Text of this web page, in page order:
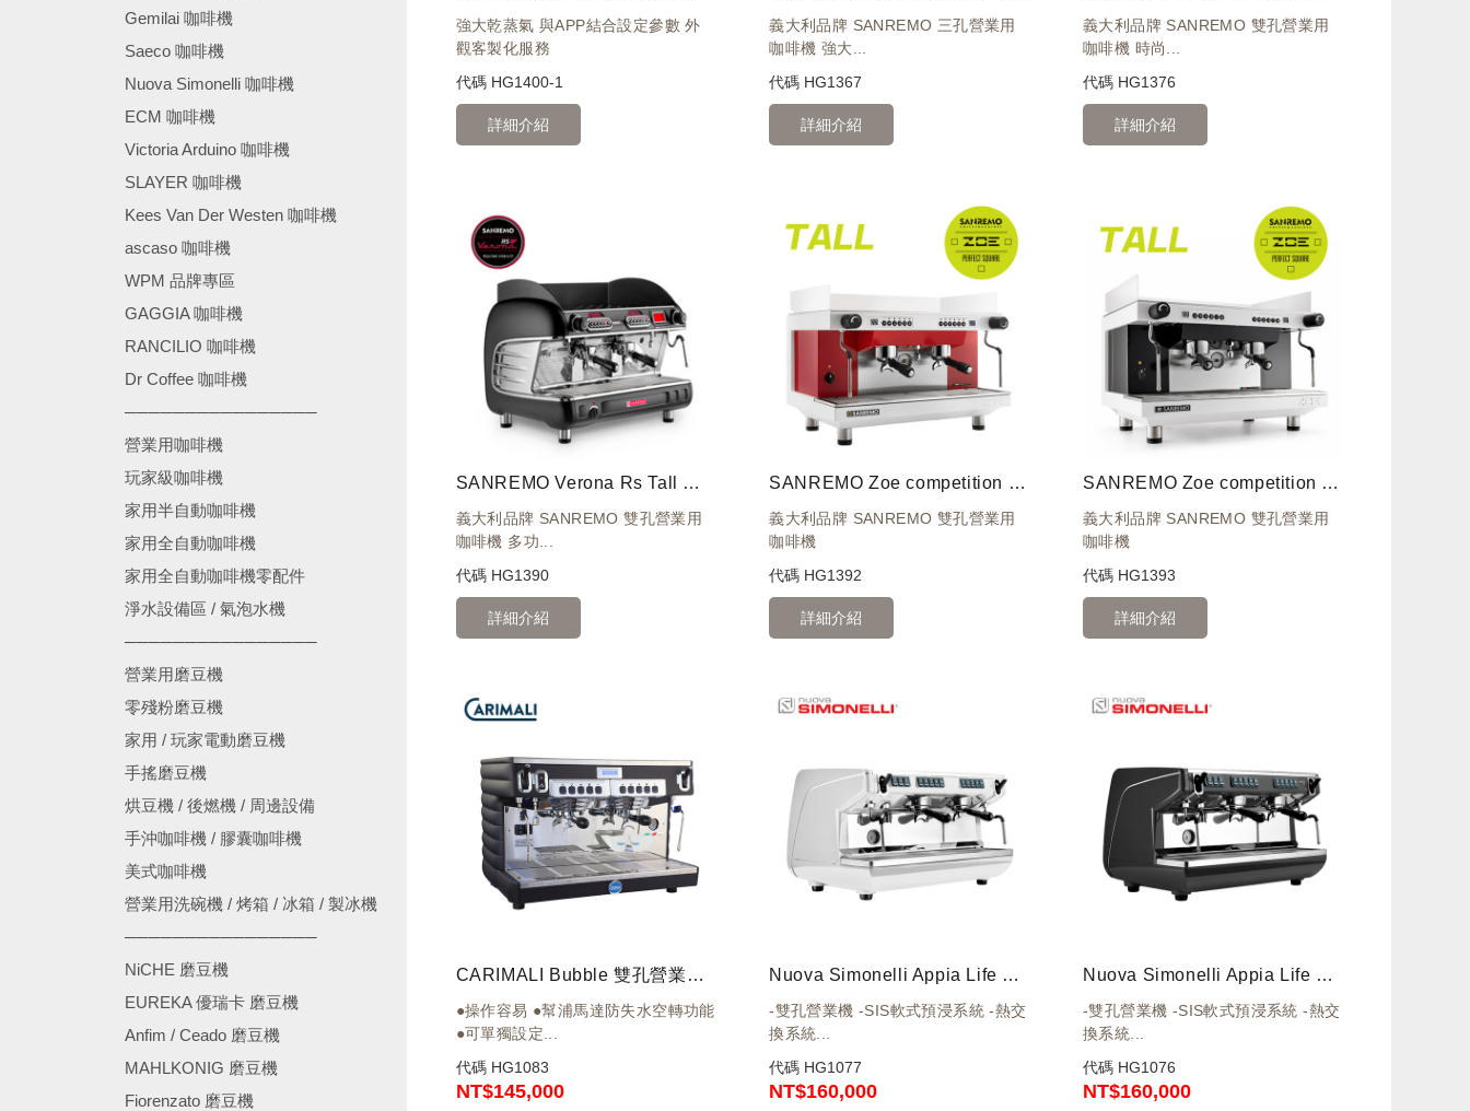
Gemilai 咖啡機
Saeco 咖啡機
Nuova Simonelli 咖啡機
ECM 咖啡機
Victoria Arduino 咖啡機
SLAYER 咖啡機
Kees Van Der Westen 咖啡機
ascaso 咖啡機
WPM 品牌專區
GAGGIA 咖啡機
RANCILIO 咖啡機
Dr Coffee 咖啡機
────────────────
營業用咖啡機
玩家級咖啡機
家用半自動咖啡機
家用全自動咖啡機
家用全自動咖啡機零配件
淨水設備區 / 氣泡水機
────────────────
營業用磨豆機
零殘粉磨豆機
家用 / 玩家電動磨豆機
手搖磨豆機
烘豆機 / 後燃機 / 周邊設備
手沖咖啡機 / 膠囊咖啡機
美式咖啡機
營業用洗碗機 / 烤箱 / 冰箱 / 製冰機
────────────────
NiCHE 磨豆機
EUREKA 優瑞卡 磨豆機
Anfim / Ceado 磨豆機
MAHLKONIG 磨豆機
Fiorenzato 磨豆機
強大乾蒸氣 與APP結合設定參數 外
觀客製化服務
代碼 HG1400-1
詳細介紹
義大利品牌 SANREMO 三孔營業用
咖啡機 強大...
代碼 HG1367
詳細介紹
義大利品牌 SANREMO 雙孔營業用
咖啡機 時尚...
代碼 HG1376
詳細介紹
SANREMO Verona Rs Tall 雙孔營業機 220V - 黑
義大利品牌 SANREMO 雙孔營業用
咖啡機 多功...
代碼 HG1390
詳細介紹
SANREMO Zoe competition tall 雙孔營業機 220V (白紅)
義大利品牌 SANREMO 雙孔營業用
咖啡機
代碼 HG1392
詳細介紹
SANREMO Zoe competition tall 雙孔營業機 220V (白黑)
義大利品牌 SANREMO 雙孔營業用
咖啡機
代碼 HG1393
詳細介紹
CARIMALI Bubble 雙孔營業機 220V 黑-高杯版
●操作容易 ●幫浦馬達防失水空轉功能
●可單獨設定...
代碼 HG1083
NT$145,000
Nuova Simonelli Appia Life 雙孔營業機 白 220V
-雙孔營業機 -SIS軟式預浸系統 -熱交
換系統...
代碼 HG1077
NT$160,000
Nuova Simonelli Appia Life 雙孔營業機 黑 220V
-雙孔營業機 -SIS軟式預浸系統 -熱交
換系統...
代碼 HG1076
NT$160,000